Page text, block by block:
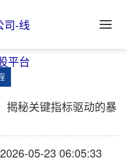
司-线
平台
揭秘关键指标驱动的暴
05-23 06:05:33